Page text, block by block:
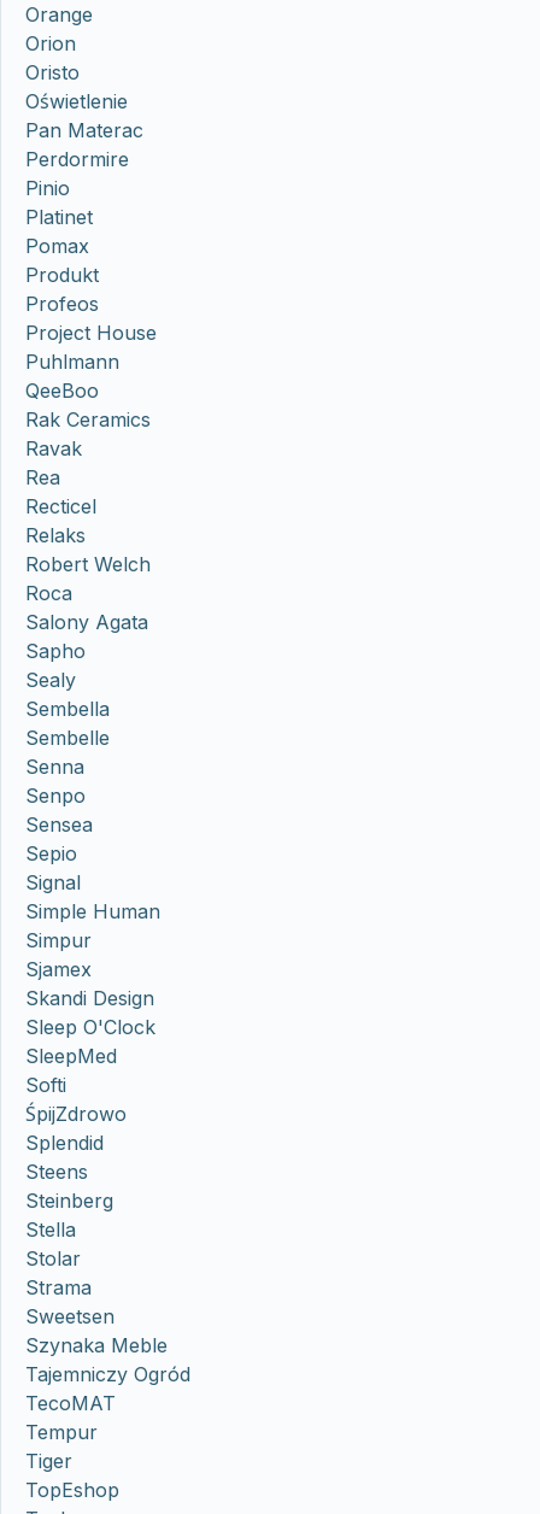
Orange
Orion
Oristo
Oświetlenie
Pan Materac
Perdormire
Pinio
Platinet
Pomax
Produkt
Profeos
Project House
Puhlmann
QeeBoo
Rak Ceramics
Ravak
Rea
Recticel
Relaks
Robert Welch
Roca
Salony Agata
Sapho
Sealy
Sembella
Sembelle
Senna
Senpo
Sensea
Sepio
Signal
Simple Human
Simpur
Sjamex
Skandi Design
Sleep O'Clock
SleepMed
Softi
ŚpijZdrowo
Splendid
Steens
Steinberg
Stella
Stolar
Strama
Sweetsen
Szynaka Meble
Tajemniczy Ogród
TecoMAT
Tempur
Tiger
TopEshop